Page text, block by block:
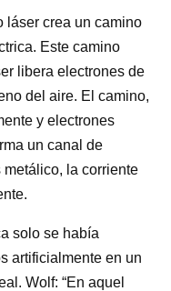
láser crea un camino
Este camino
libera electrones de
del aire. El camino,
y electrones
un canal de
la corriente
solo se había
artificialmente en un
Wolf: “En aquel